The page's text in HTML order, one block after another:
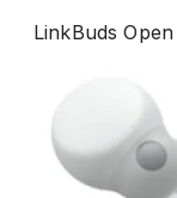
LinkBuds Open